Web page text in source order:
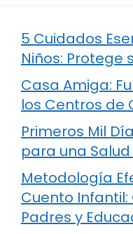
5 Cuidados
Niños: Protege
Casa Amiga:
los Centros de
Primeros Mil
para una
Metodología
Cuento
Padres y